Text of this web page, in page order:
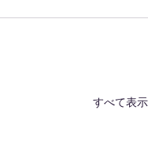
すべて表示